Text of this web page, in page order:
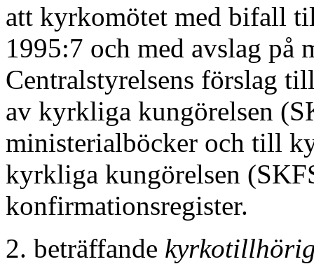
att kyrkomötet med bifall
1995:7 och med avslag på
Centralstyrelsens förslag
av kyrkliga kungörelsen
ministerialböcker och till
kyrkliga kungörelsen
konfirmationsregister.
2. beträffande